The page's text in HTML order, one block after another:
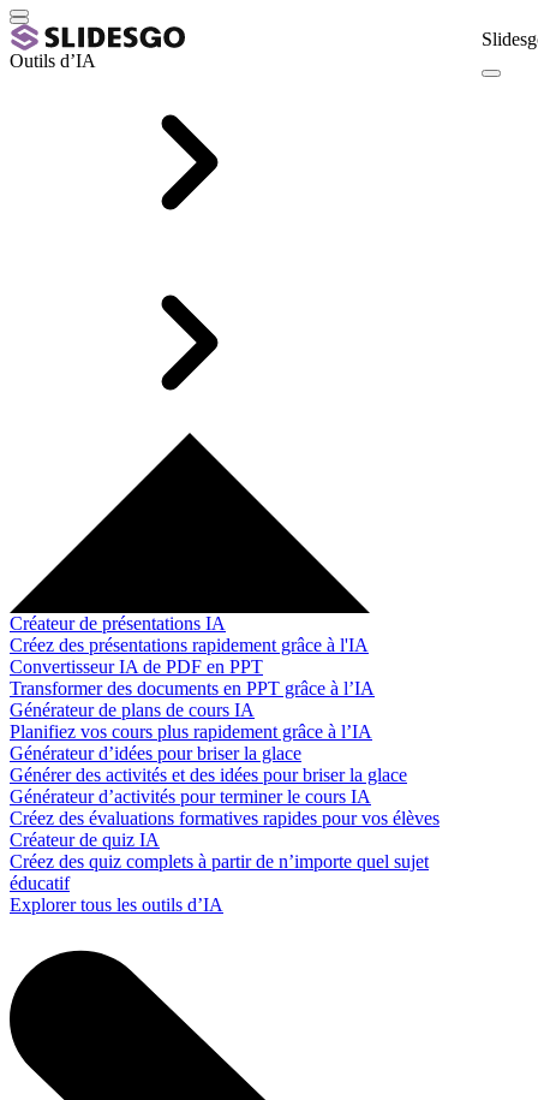
Outils d’IA
Créateur de présentations IA
Créez des présentations rapidement grâce à l'IA
Convertisseur IA de PDF en PPT
Transformer des documents en PPT grâce à l’IA
Générateur de plans de cours IA
Planifiez vos cours plus rapidement grâce à l’IA
Générateur d’idées pour briser la glace
Générer des activités et des idées pour briser la glace
Générateur d’activités pour terminer le cours IA
Créez des évaluations formatives rapides pour vos élèves
Créateur de quiz IA
Créez des quiz complets à partir de n’importe quel sujet
éducatif
Explorer tous les outils d’IA